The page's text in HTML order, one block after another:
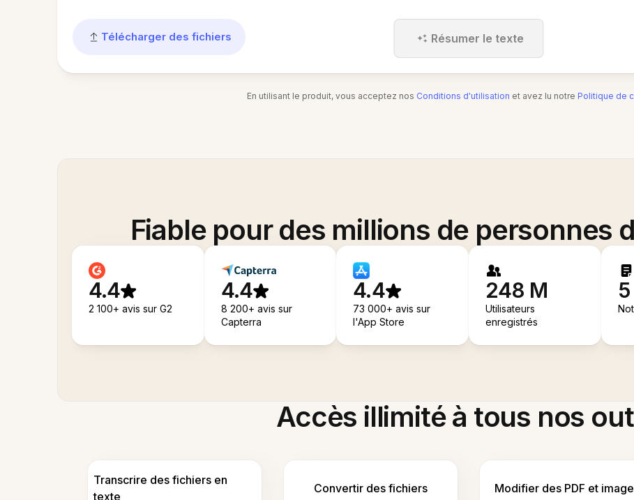
Télécharger des fichiers Résumer le texte
En utilisant le produit, vous acceptez nos Conditions d'utilisation et avez lu notre Politique de
Fiable pour des millions de personnes
4.4
2 100+ avis sur G2
4.4
8 200+ avis sur
Capterra
4.4
73 000+ avis sur
l'App Store
248 M
Utilisateurs
enregistrés
Accès illimité à tous nos
Transcrire des fichiers en
texte
Convertir des fichiers Modifier des PDF et